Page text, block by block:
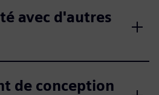
avec d'autres
de conception